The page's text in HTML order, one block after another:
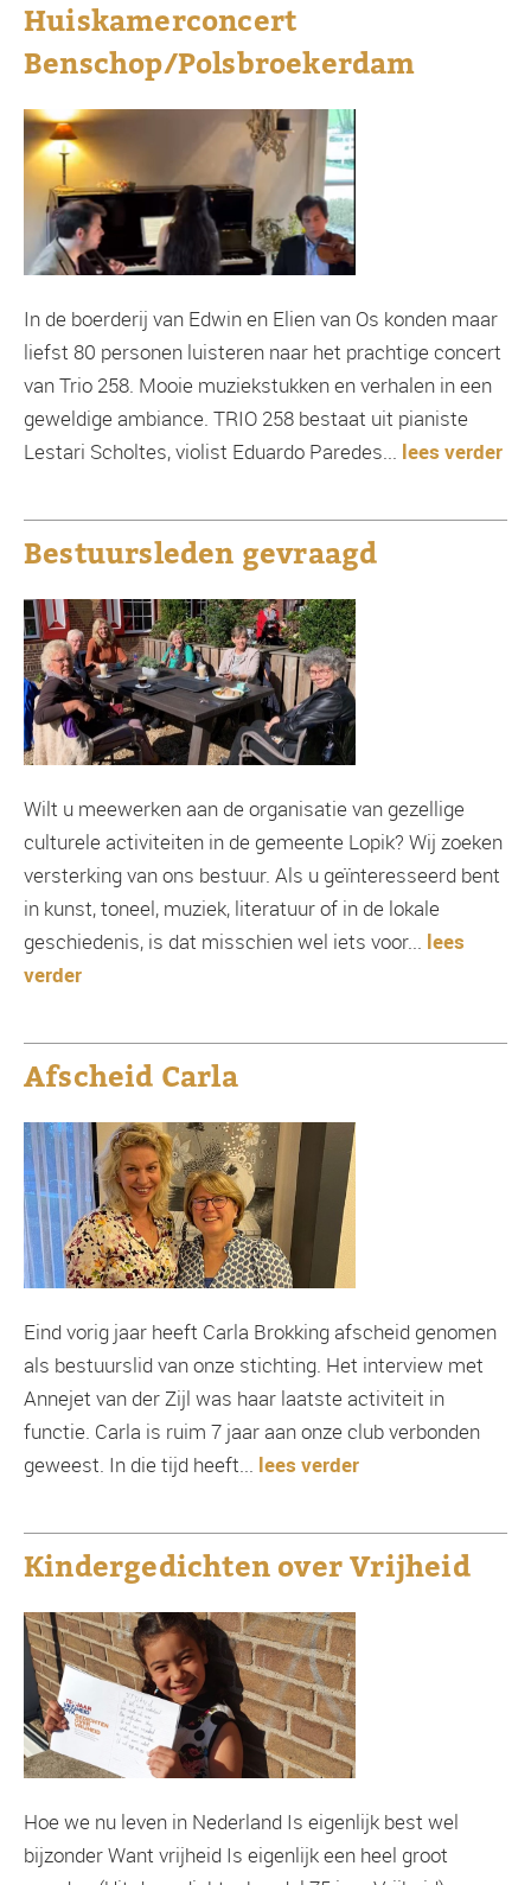
Huiskamerconcert
Benschop/Polsbroekerdam
In de boerderij van Edwin en Elien van Os konden maar
liefst 80 personen luisteren naar het prachtige concert
van Trio 258. Mooie muziekstukken en verhalen in een
geweldige ambiance. TRIO 258 bestaat uit pianiste
Lestari Scholtes, violist Eduardo Paredes... lees verder
Bestuursleden gevraagd
Wilt u meewerken aan de organisatie van gezellige
culturele activiteiten in de gemeente Lopik? Wij zoeken
versterking van ons bestuur. Als u geïnteresseerd bent
in kunst, toneel, muziek, literatuur of in de lokale
geschiedenis, is dat misschien wel iets voor... lees
verder
Afscheid Carla
Eind vorig jaar heeft Carla Brokking afscheid genomen
als bestuurslid van onze stichting. Het interview met
Annejet van der Zijl was haar laatste activiteit in
functie. Carla is ruim 7 jaar aan onze club verbonden
geweest. In die tijd heeft... lees verder
Kindergedichten over Vrijheid
Hoe we nu leven in Nederland Is eigenlijk best wel
bijzonder Want vrijheid Is eigenlijk een heel groot